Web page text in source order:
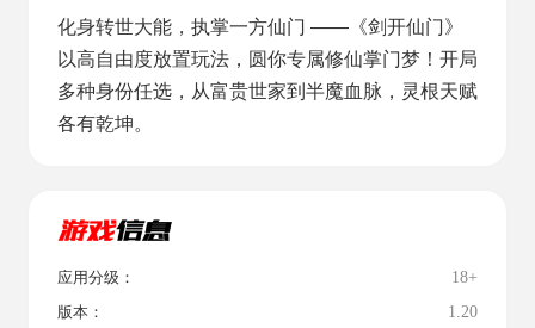
化身转世大能，执掌一方仙门 ——《剑开仙门》
以高自由度放置玩法，圆你专属修仙掌门梦！开局
多种身份任选，从富贵世家到半魔血脉，灵根天赋
各有乾坤。​
应用分级： 18+
版本： 1.20